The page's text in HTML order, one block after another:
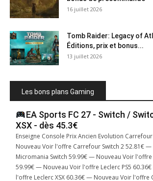
16 juillet 2026
Tomb Raider: Legacy of
Éditions, prix et bonus...
13 juillet 2026
Les bons plans Gaming
EA Sports FC 27 - Switch /
XSX - dès 45.3€
Enseigne Console Prix Ancien Evolution
Nouveau Voir l'offre Carrefour Switch 2 52.81€
Micromania Switch 59.99€ — Nouveau Voir l'offre
59.99€ — Nouveau Voir l'offre Leclerc PS5
l'offre Leclerc XSX 60.36€ — Nouveau Voir l'offre